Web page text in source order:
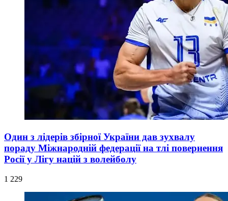
Один з лідерів збірної України дав зухвалу
пораду Міжнародній федерації на тлі повернення
Росії у Лігу націй з волейболу
1 229